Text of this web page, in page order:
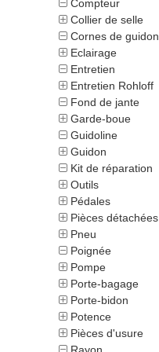
Compteur
Collier de selle
Cornes de guidon
Eclairage
Entretien
Entretien Rohloff
Fond de jante
Garde-boue
Guidoline
Guidon
Kit de réparation
Outils
Pédales
Pièces détachées
Pneu
Poignée
Pompe
Porte-bagage
Porte-bidon
Potence
Pièces d'usure